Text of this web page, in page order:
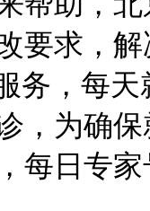
要求，
务，每
，为确
每日专